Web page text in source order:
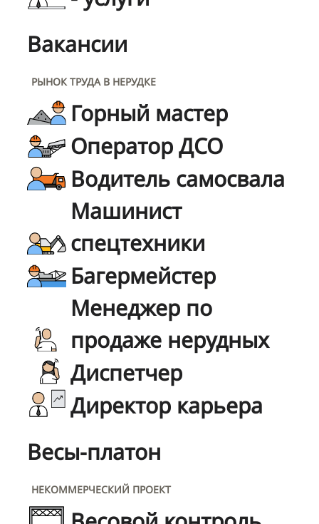
Вакансии
РЫНОК ТРУДА В НЕРУДКЕ
Горный мастер
Оператор ДСО
Водитель самосвала
Машинист
спецтехники
Багермейстер
Менеджер по
продаже нерудных
Диспетчер
Директор карьера
Весы-платон
НЕКОММЕРЧЕСКИЙ ПРОЕКТ